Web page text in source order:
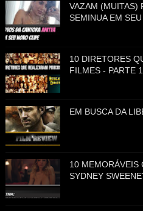
VAZAM (MUITAS)
SEMINUA EM
10 DIRETORES
FILMES - PARTE 1
EM BUSCA DA
10 MEMORÁVEIS
SYDNEY